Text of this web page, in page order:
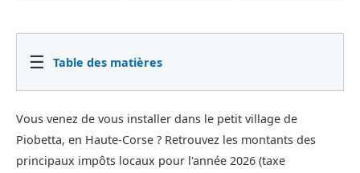
☰ Table des matières
Vous venez de vous installer dans le petit village de
Piobetta, en Haute-Corse ? Retrouvez les montants des
principaux impôts locaux pour l'année 2026 (taxe